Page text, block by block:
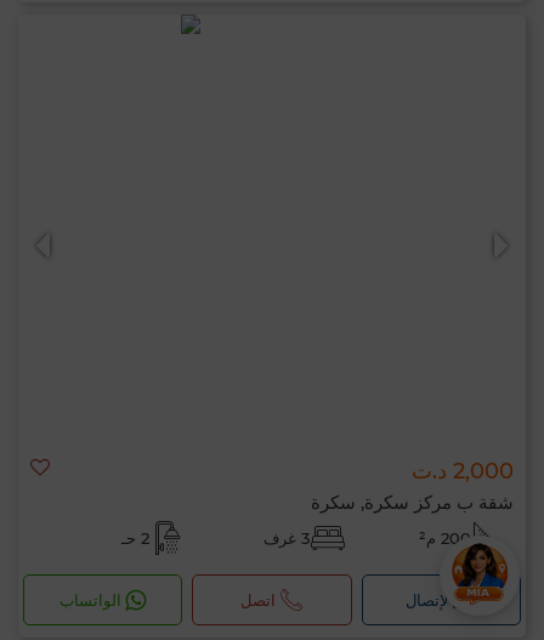
2,000 د.ت
شقة ب مركز سكرة, سكرة
200 م² 3 غرف 2 حـ
لإتصال اتصل الواتساب